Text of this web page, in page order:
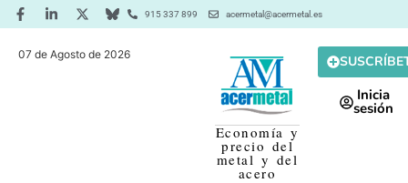
915 337 899 acermetal@acermetal.es
07 de Agosto de 2026
Economía y
precio del
metal y del
acero
Inicia
sesión